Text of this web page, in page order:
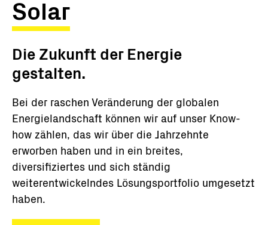
Solar
Die Zukunft der Energie
gestalten.
Bei der raschen Veränderung der globalen
Energielandschaft können wir auf unser Know-
how zählen, das wir über die Jahrzehnte
erworben haben und in ein breites,
diversifiziertes und sich ständig
weiterentwickelndes Lösungsportfolio umgesetzt
haben.